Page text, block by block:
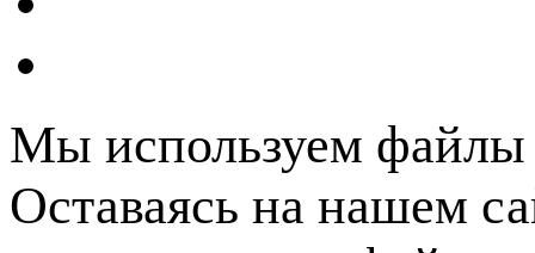
Мы используем файлы
Оставаясь на нашем